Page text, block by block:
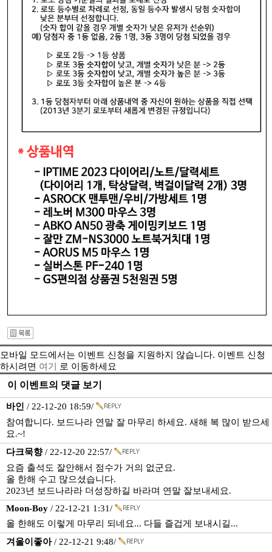
모바일 모드에서는 이벤트 신청을 지원하지 않습니다. 이벤트 신청
하시려면 여기 로 이동하세요
이 이벤트의 댓글 보기
바인 / 22-12-20 18:59/
참여합니다. 보드나라 연말 잘 마무리 하세요. 새해 복 많이 받으세
요.~!
다크묵향/ 22-12-20 22:57/
요즘 출석도 잘안해서 점수가 거의 없군요.
올 한해 수고 많으셨습니다.
2023년 보드나라라 더성장하길 바라며 연말 잘보내세요.
Moon-Boy / 22-12-21 1:31/
올 한해도 이렇게 마무리 되네요... 다들 즐겁게 보내시길...
겨울이좋아/ 22-12-21 9:48/